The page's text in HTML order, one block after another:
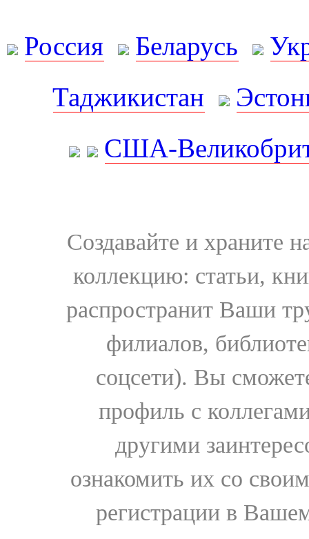
Россия Беларусь
Таджикистан
США-
Создавайте и храните
коллекцию: статьи,
распространит Ваши
филиалов,
соцсети). Вы
профиль с
другими
ознакомить их со
регистрации в